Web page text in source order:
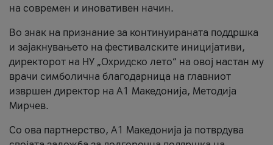
на современ и иновативен начин.
Во знак на признание за континуираната поддршка
и зајакнувањето на фестивалските иницијативи,
директорот на НУ „Охридско лето“ на овој настан му
врачи симболична благодарница на главниот
извршен директор на A1 Македонија, Методија
Мирчев.
Со ова партнерство, A1 Македонија ја потврдува